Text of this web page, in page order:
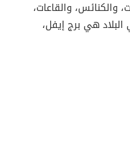
والكنائس، والقاعات،
هي برج إيفل،